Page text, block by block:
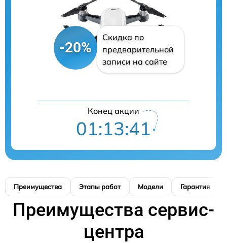
-20%
Скидка по
предварительной
записи на сайте
Конец акции
01:13:40
Преимущества Этапы работ Модели Гарантия
Преимущества сервис-
центра